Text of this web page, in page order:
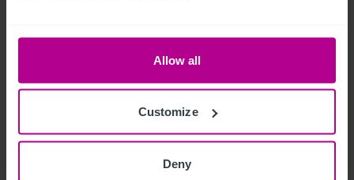
Allow all
Customize
Deny
Kontaktieren Sie uns